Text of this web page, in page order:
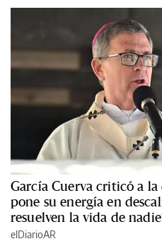
García Cuerva criticó a
pone su energía en
resuelven la vida de
elDiarioAR